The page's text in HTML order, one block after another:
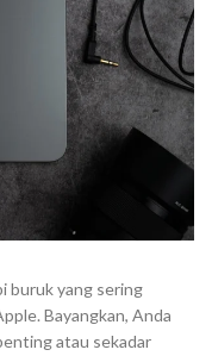
buruk yang sering
Bayangkan, Anda
atau sekadar